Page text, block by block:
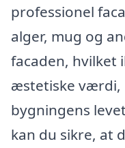
professionel
alger, mug og
facaden, hvilket
æstetiske værdi,
bygningens
kan du sikre, at